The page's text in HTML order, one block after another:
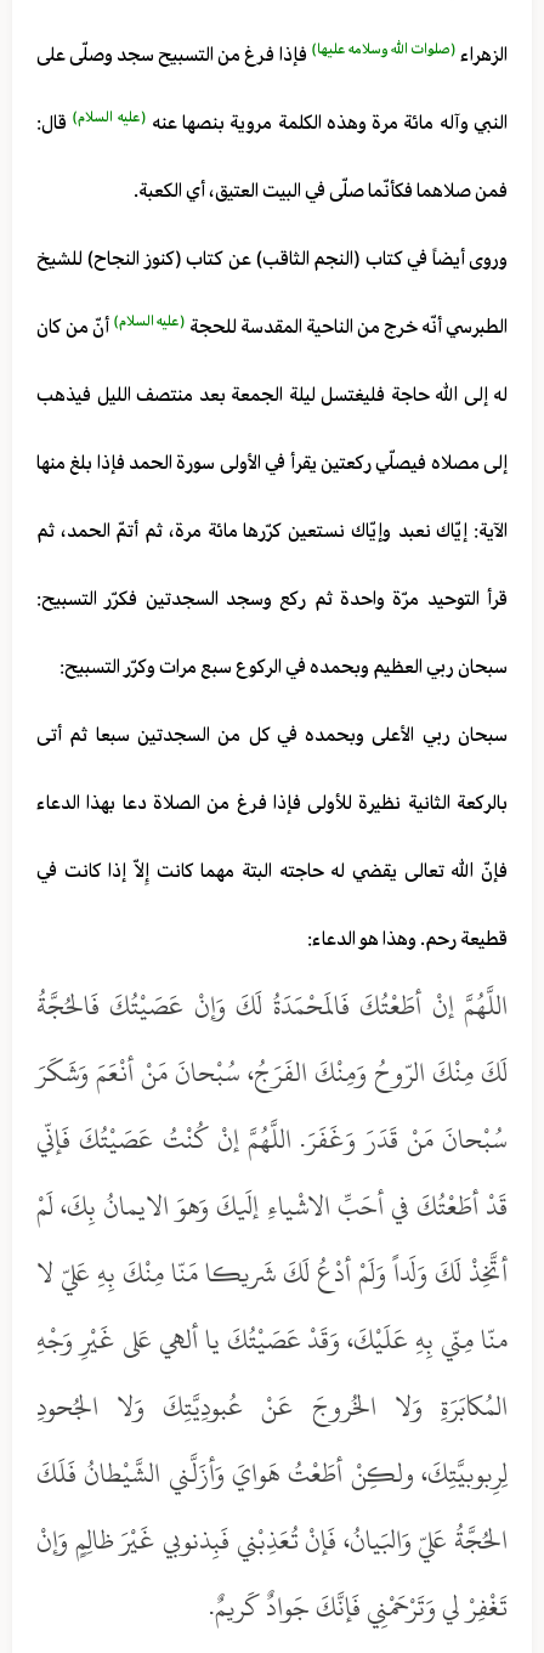
الزهراء (صلوات الله وسلامه عليها) فإذا فرغ من التسبيح سجد وصلّى على
النبي وآله مائة مرة وهذه الكلمة مروية بنصها عنه (عليه السلام) قال:
فمن صلاهما فكأنّما صلّى في البيت العتيق، أي الكعبة.
وروى أيضاً في كتاب (النجم الثاقب) عن كتاب (كنوز النجاح) للشيخ
الطبرسي أنّه خرج من الناحية المقدسة للحجة (عليه السلام) أنّ من كان
له إلى الله حاجة فليغتسل ليلة الجمعة بعد منتصف الليل فيذهب
إلى مصلاه فيصلّي ركعتين يقرأ في الأولى سورة الحمد فإذا بلغ منها
الآية: إيّاك نعبد وإيّاك نستعين كرّرها مائة مرة، ثم أتمّ الحمد، ثم
قرأ التوحيد مرّة واحدة ثم ركع وسجد السجدتين فكرّر التسبيح:
سبحان ربي العظيم وبحمده في الركوع سبع مرات وكرّر التسبيح:
سبحان ربي الأعلى وبحمده في كل من السجدتين سبعا ثم أتى
بالركعة الثانية نظيرة للأولى فإذا فرغ من الصلاة دعا بهذا الدعاء
فإنّ الله تعالى يقضي له حاجته البتة مهما كانت إِلاّ إذا كانت في
قطيعة رحم. وهذا هو الدعاء:
اللَّهُمَّ إنْ أطَعْتُكَ فَالَمحْمَدَةُ لَكَ وَإنْ عَصَيْتُكَ فَالحُجَّةُ
لَكَ مِنْكَ الرّوحُ وَمِنْكَ الفَرَجُ، سُبْحانَ مَنْ أنْعَمَ وَشَكَرَ
سُبْحانَ مَنْ قَدَرَ وَغَفَرَ. اللَّهُمَّ إنْ كُنْتُ عَصَيْتُكَ فَإنّي
قَدْ أطَعْتُكَ في أحَبِّ الاشْياءِ إلَيكَ وَهوَ الايمانُ بِكَ، لَمْ
أتَّخِذْ لَكَ وَلَداً وَلَمْ أدْعُ لَكَ شَريكا مَنّا مِنْكَ بِهِ عَليّ لا
منّا مِنّي بِهِ عَلَيْكَ، وَقَدْ عَصَيْتُكَ يا ألهي عَلى غَيْرِ وَجْهِ
المُكابَرَةِ وَلا الخُروجَ عَنْ عُبودِيَّتِكَ وَلا الجُحودِ
لِرِبوبيَّتِكَ، ولكِنْ أطَعْتُ هَوايَ وَأزَلَّني الشَّيْطانُ فَلَكَ
الحُجَّةُ عَليّ وَالبَيانُ، فَإنْ تُعَذِبْني فَبِذنوبي غَيْرَ ظالِمٍ وَإنْ
تَغْفِرْ لي وَتَرْحَمْنِي فَإنَّكَ جَوادٌ كَريمٌ.